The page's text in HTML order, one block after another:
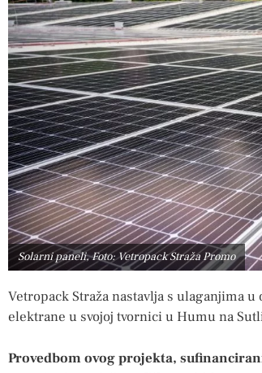
Solarni paneli, Foto: Vetropack Straža Promo
Vetropack Straža nastavlja s ulaganjima
elektrane u svojoj tvornici u Humu na
Provedbom ovog projekta,